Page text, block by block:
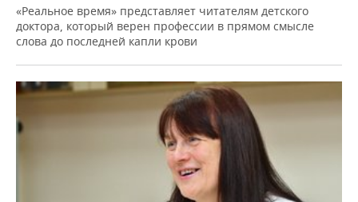
«Реальное время» представляет читателям детского
доктора, который верен профессии в прямом смысле
слова до последней капли крови